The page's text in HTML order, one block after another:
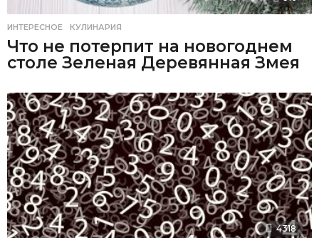
ИНТЕРЕСНОЕ ,КУЛИНАРИЯ
Что не потерпит на новогоднем
столе Зеленая Деревянная Змея
4318